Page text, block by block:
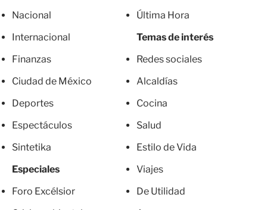
Nacional
Internacional
Finanzas
Ciudad de México
Deportes
Espectáculos
Sintetika
Especiales
Foro Excélsior
Última Hora
Temas de interés
Redes sociales
Alcaldías
Cocina
Salud
Estilo de Vida
Viajes
De Utilidad